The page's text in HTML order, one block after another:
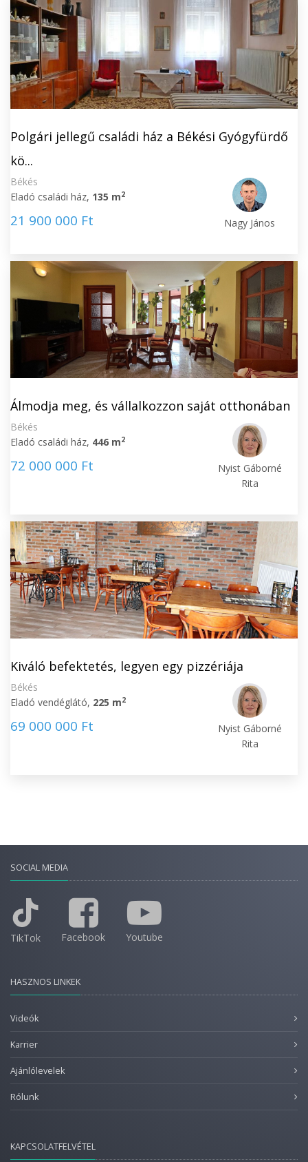
Polgári jellegű családi ház a Békési Gyógyfürdő
kö...
Békés
Eladó családi ház, 135 m2
21 900 000 Ft Nagy János
Álmodja meg, és vállalkozzon saját otthonában
Békés
Eladó családi ház, 446 m2
72 000 000 Ft
Nyist Gáborné
Rita
Kiváló befektetés, legyen egy pizzériája
Békés
Eladó vendéglátó, 225 m2
69 000 000 Ft
Nyist Gáborné
Rita
SOCIAL MEDIA
TikTok Facebook Youtube
HASZNOS LINKEK
Videók
Karrier
Ajánlólevelek
Rólunk
KAPCSOLATFELVÉTEL